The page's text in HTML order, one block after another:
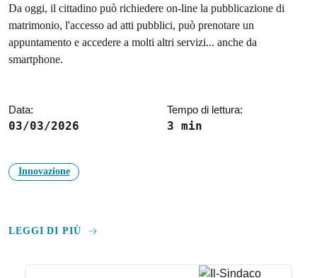
Da oggi, il cittadino può richiedere on-line la pubblicazione di
matrimonio, l'accesso ad atti pubblici, può prenotare un
appuntamento e accedere a molti altri servizi... anche da
smartphone.
Data:
03/03/2026
Tempo di lettura:
3 min
Innovazione
LEGGI DI PIÙ